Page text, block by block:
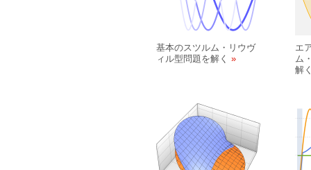
基本のスツルム・リウヴ
ィル型問題を解く
エ
ム
解